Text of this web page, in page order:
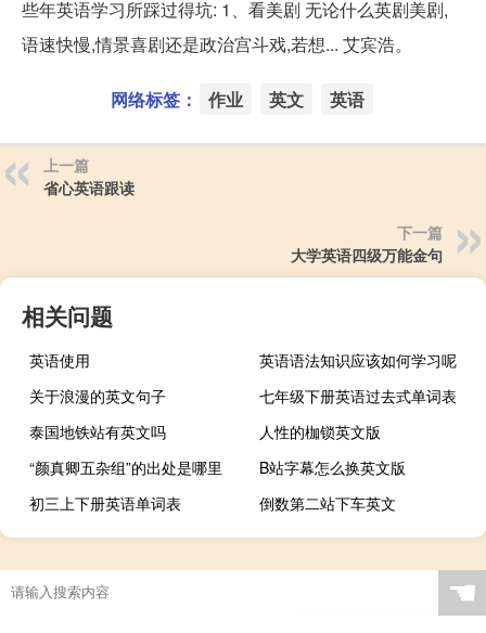
些年英语学习所踩过得坑: 1、看美剧 无论什么英剧美剧,
语速快慢,情景喜剧还是政治宫斗戏,若想... 艾宾浩。
网络标签： 作业 英文 英语
上一篇
省心英语跟读
下一篇
大学英语四级万能金句
相关问题
英语使用
英语语法知识应该如何学习呢
关于浪漫的英文句子
七年级下册英语过去式单词表
泰国地铁站有英文吗
人性的枷锁英文版
“颜真卿五杂组”的出处是哪里
B站字幕怎么换英文版
初三上下册英语单词表
倒数第二站下车英文
☚